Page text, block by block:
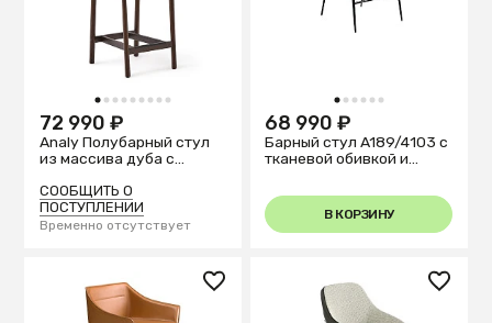
1 2 3 4 5 6 7 8 9
72 990 ₽
Analy Полубарный стул
из массива дуба с
сиденьем из веревки 65
см
СООБЩИТЬ О
ПОСТУПЛЕНИИ
Временно отсутствует
1 2 3 4 5 6
68 990 ₽
Барный стул A189/4103 с
тканевой обивкой и
В КОРЗИНУ